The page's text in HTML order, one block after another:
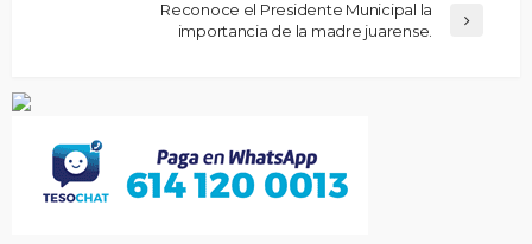
Reconoce el Presidente Municipal la
importancia de la madre juarense.